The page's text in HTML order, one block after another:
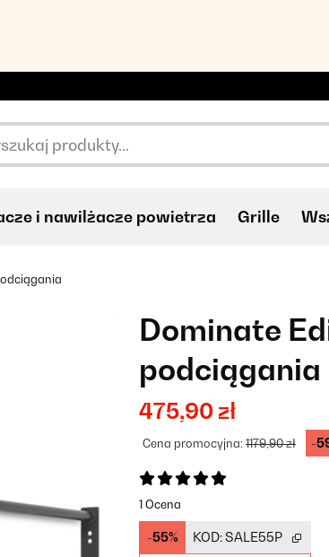
i nawilżacze powietrza Grille
Dominate
podciągania
475,90 zł
Cena promocyjna:1179,90 zł -
1 Ocena
-55% KOD:SALE55P